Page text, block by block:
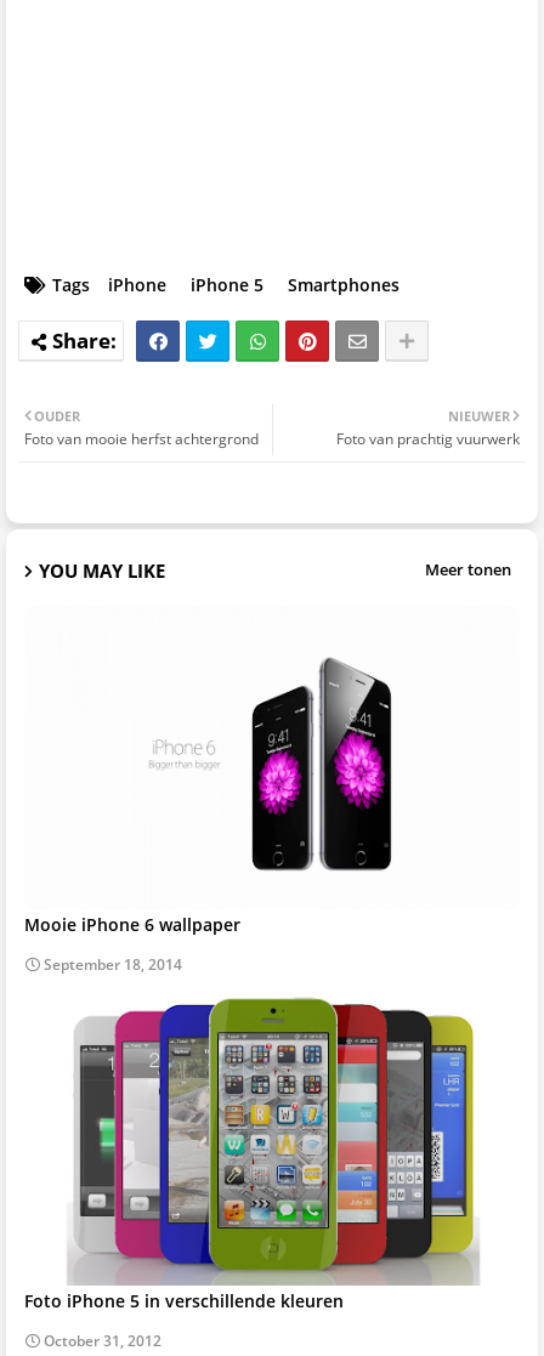
Tags iPhone iPhone 5 Smartphones
NIEUWER
Foto van prachtig vuurwerk
OUDER
Foto van mooie herfst achtergrond
YOU MAY LIKE Meer tonen
Mooie iPhone 6 wallpaper
September 18, 2014
Foto iPhone 5 in verschillende kleuren
October 31, 2012